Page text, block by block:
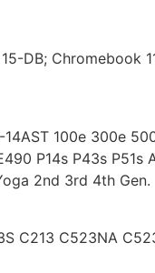
DB; Chromebook
100e 300e
P14s P43s
2nd 3rd 4th Gen.
C213 C523NA